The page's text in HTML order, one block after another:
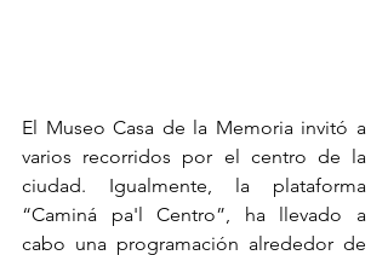
El Museo Casa de la Memoria invitó a
varios recorridos por el centro de la
ciudad. Igualmente, la plataforma
“Caminá pa'l Centro”, ha llevado a
cabo una programación alrededor de